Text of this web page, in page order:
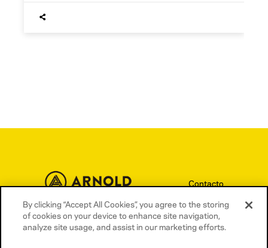
Contacto
Términos y condiciones
Política de privacidad
By clicking “Accept All Cookies”, you agree to the storing
of cookies on your device to enhance site navigation,
analyze site usage, and assist in our marketing efforts.